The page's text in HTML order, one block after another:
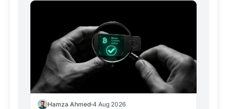
Hamza Ahmed 4 Aug 2026